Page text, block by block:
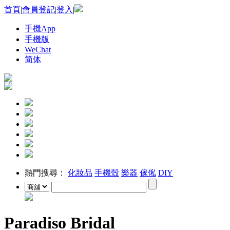
首頁|會員登記|登入 |
手機App
手機版
WeChat
简体
熱門搜尋： 化妝品 手機殼 樂器 傢俬 DIY
Paradiso Bridal